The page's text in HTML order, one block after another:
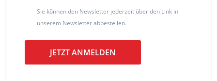
Sie können den Newsletter jederzeit über den Link in
unserem Newsletter abbestellen.
JETZT ANMELDEN